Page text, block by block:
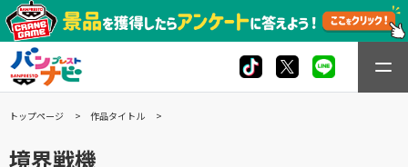
トップページ 作品タイトル
境界戦機